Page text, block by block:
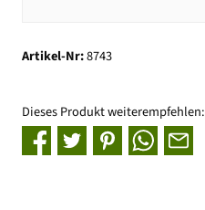
Artikel-Nr:8743
Dieses Produkt weiterempfehlen: